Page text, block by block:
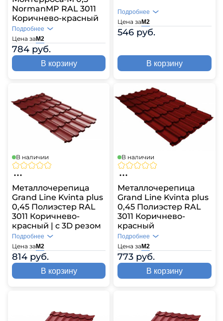
NormanMP RAL 3011
Коричнево-красный
Цена за М2
784 руб.
Подробнее
В корзину
Цена заМ2
546 руб.
Подробнее
В корзину
В наличии
Металлочерепица
Grand Line Kvinta plus
0,45 Полиэстер RAL
3011 Коричнево-
красный | c 3D резом
Цена за М2
814 руб.
Подробнее
В корзину
В наличии
Металлочерепица
Grand Line Kvinta plus
0,45 Полиэстер RAL
3011 Коричнево-
красный
Цена заМ2
773 руб.
Подробнее
В корзину